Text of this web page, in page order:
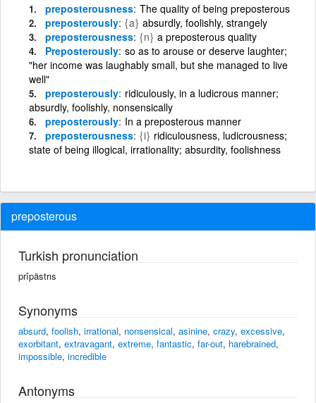
preposterousness The quality of being preposterous
preposterously {a} absurdly, foolishly, strangely
preposterousness {n} a preposterous quality
Preposterously so as to arouse or deserve laughter;
"her income was laughably small, but she managed to live
well"
preposterously ridiculously, in a ludicrous manner;
absurdly, foolishly, nonsensically
preposterously In a preposterous manner
preposterousness {i} ridiculousness, ludicrousness;
state of being illogical, irrationality; absurdity, foolishness
preposterous
Turkish pronunciation
prîpästrıs
Synonyms
absurd, foolish, irrational, nonsensical, asinine, crazy, excessive,
exorbitant, extravagant, extreme, fantastic, far-out, harebrained,
impossible, incredible
Antonyms